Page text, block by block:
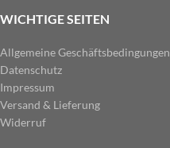
WICHTIGE SEITEN
Allgemeine Geschäftsbedingungen
Datenschutz
Impressum
Versand & Lieferung
Widerruf